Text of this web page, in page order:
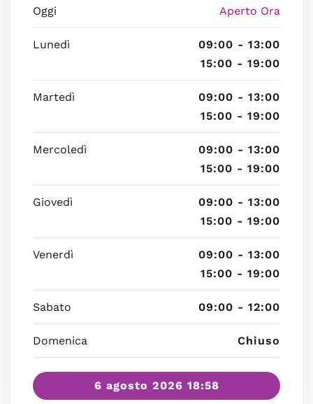
Oggi Aperto Ora
Lunedì
09:00 - 13:00
15:00 - 19:00
Martedì
09:00 - 13:00
15:00 - 19:00
Mercoledì
09:00 - 13:00
15:00 - 19:00
Giovedì
09:00 - 13:00
15:00 - 19:00
Venerdì
09:00 - 13:00
15:00 - 19:00
Sabato 09:00 - 12:00
Domenica Chiuso
6 agosto 2026 18:58